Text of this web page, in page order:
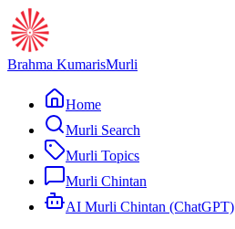
Brahma KumarisMurli
Home
Murli Search
Murli Topics
Murli Chintan
AI Murli Chintan (ChatGPT)